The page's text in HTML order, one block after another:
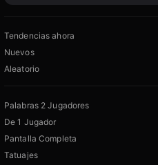
Tendencias ahora
Nuevos
Aleatorio
Palabras 2 Jugadores
De 1 Jugador
Pantalla Completa
Tatuajes